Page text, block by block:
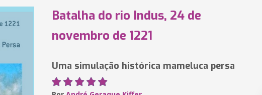
Batalha do rio Indus, 24 de
novembro de 1221
Uma simulação histórica mameluca persa